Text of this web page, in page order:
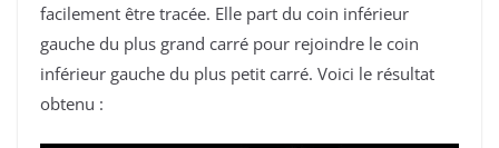
facilement être tracée. Elle part du coin inférieur
gauche du plus grand carré pour rejoindre le coin
inférieur gauche du plus petit carré. Voici le résultat
obtenu :